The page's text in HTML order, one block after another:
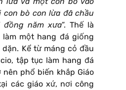
bò con lừa đã chầu
đồng năm xưa”. Thế là
một hang đá giống
Kể từ máng cỏ đầu
tập tục làm hang đá
phổ biến khắp Giáo
các giáo xứ, nơi công